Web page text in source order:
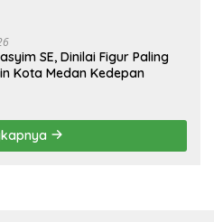
SE, Dinilai Figur Paling
Kota Medan Kedepan